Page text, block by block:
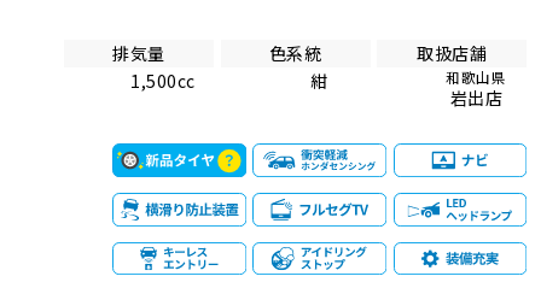
排気量
1,500cc
色系統
紺
取扱店舗
和歌山県
岩出店